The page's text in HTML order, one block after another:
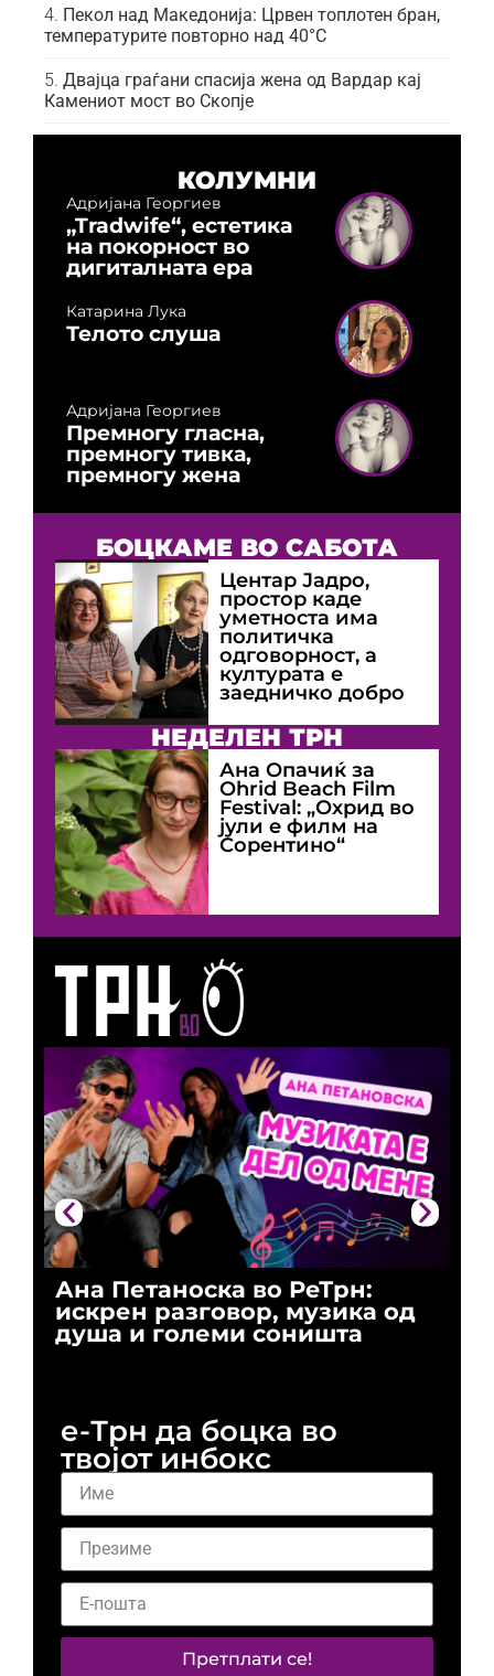
Пекол над Македонија: Црвен топлотен бран,
температурите повторно над 40°C
Двајца граѓани спасија жена од Вардар кај
Камениот мост во Скопје
Ана Петаноска во РеТрн:
искрен разговор, музика од
душа и големи соништа
КОЛУМНИ
Адријана Георгиев
„Tradwife“, естетика
на покорност во
дигиталната ера
Катарина Лука
Телото слуша
Адријана Георгиев
Премногу гласна,
премногу тивка,
премногу жена
БОЦКАМЕ ВО САБОТА
Центар Јадро,
простор каде
уметноста има
политичка
одговорност, а
културата е
заедничко добро
НЕДЕЛЕН ТРН
Ана Опачиќ за
Оhrid Beach Film
Festival: „Охрид во
јули е филм на
Сорентино“
е-Трн да боцка во
твојот инбокс
Претплати се!